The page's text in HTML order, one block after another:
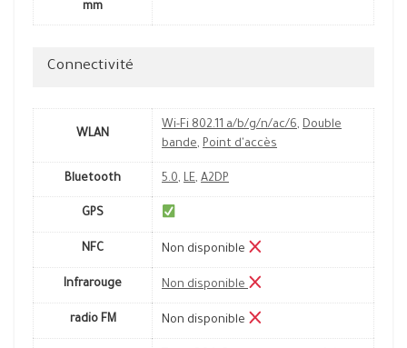
mm
Connectivité
WLAN
Wi-Fi 802.11 a/b/g/n/ac/6, Double
bande, Point d'accès
Bluetooth 5.0, LE, A2DP
GPS
NFC Non disponible
Infrarouge Non disponible
radio FM Non disponible